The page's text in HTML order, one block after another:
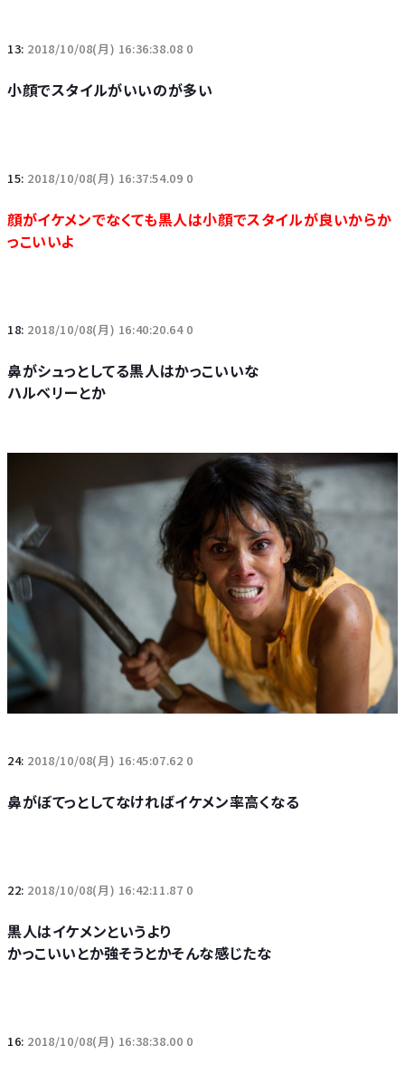
13: 2018/10/08(月) 16:36:38.08 0
小顔でスタイルがいいのが多い
15: 2018/10/08(月) 16:37:54.09 0
顔がイケメンでなくても黒人は小顔でスタイルが良いからか
っこいいよ
18: 2018/10/08(月) 16:40:20.64 0
鼻がシュっとしてる黒人はかっこいいな
ハルベリーとか
24: 2018/10/08(月) 16:45:07.62 0
鼻がぼてっとしてなければイケメン率高くなる
22: 2018/10/08(月) 16:42:11.87 0
黒人はイケメンというより
かっこいいとか強そうとかそんな感じたな
16: 2018/10/08(月) 16:38:38.00 0